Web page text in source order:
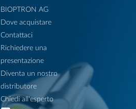
BIOPTRON AG
Dove acquistare
Contattaci
Richiedere una
presentazione
Diventa un nostro
distributore
Chiedi all'esperto